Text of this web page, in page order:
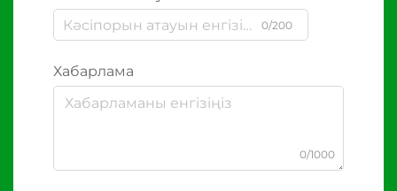
0/200
Хабарлама
0/1000